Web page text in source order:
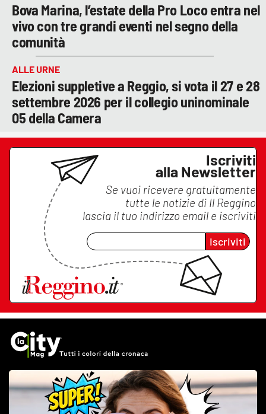
Bova Marina, l’estate della Pro Loco entra nel
vivo con tre grandi eventi nel segno della
comunità
ALLE URNE
Elezioni suppletive a Reggio, si vota il 27 e 28
settembre 2026 per il collegio uninominale
05 della Camera
Iscriviti
alla Newsletter
Se vuoi ricevere gratuitamente
tutte le notizie di Il Reggino
lascia il tuo indirizzo email e iscriviti
Iscriviti